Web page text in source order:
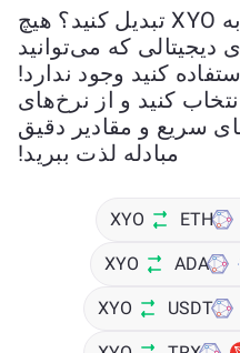
آیا نمی‌خواهید TON را به XYO تبدیل کنید؟ هیچ
دیجیتالی که می‌توانید
کنید وجود ندارد!
کنید و از نرخ‌های
سریع و مقادیر دقیق
مبادله لذت ببرید!
ETH
XYO
ADA
XYO
USDT
XYO